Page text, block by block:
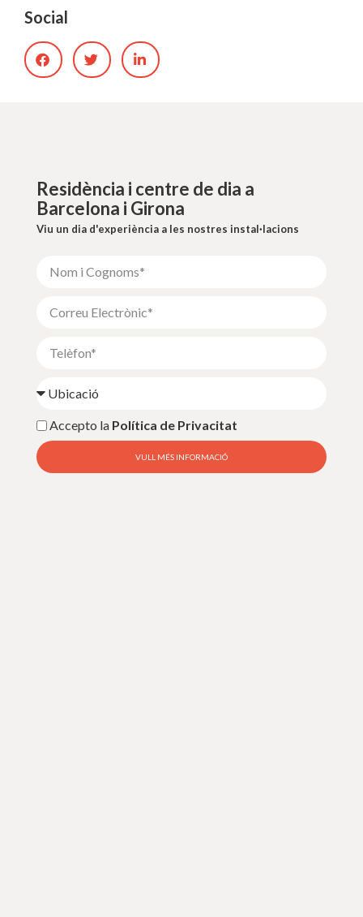
Social
Residència i centre de dia a
Barcelona i Girona
Viu un dia d'experiència a les nostres instal·lacions
Accepto la Política de Privacitat
VULL MÉS INFORMACIÓ